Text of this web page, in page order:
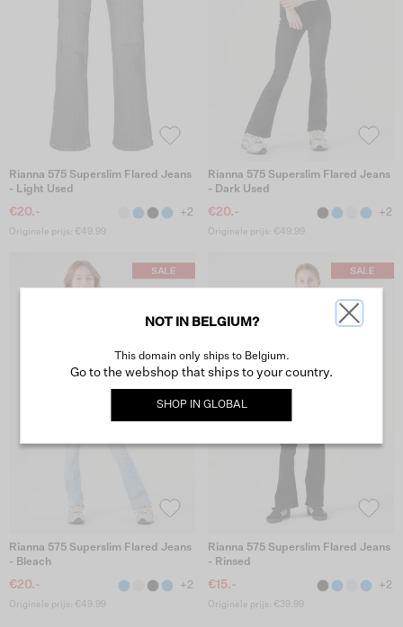
Rianna 575 Superslim Flared Jeans
- Light Used
€20.- +2
Originele prijs: €49.99
Rianna 575 Superslim Flared Jeans
- Dark Used
€20.- +2
Originele prijs: €49.99
Rianna 575 Superslim Flared Jeans
- Bleach
€20.- +2
Originele prijs: €49.99
Rianna 575 Superslim Flared Jeans
- Rinsed
€15.- +2
Originele prijs: €39.99
NOT IN BELGIUM?
This domain only ships to Belgium.
Go to the webshop that ships to your country.
SHOP IN GLOBAL